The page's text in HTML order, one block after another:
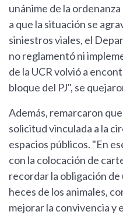
unánime de la
a que la situación se
siniestros viales, el
no reglamentó ni
de la UCR volvió a
bloque del PJ", se
Además, remarcaron
solicitud vinculada a la
espacios públicos. "En
con la colocación de
recordar la obligación
heces de los animales,
mejorar la convivencia y